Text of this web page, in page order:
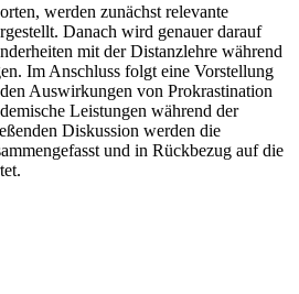
werden zunächst relevante
Danach wird genauer darauf
mit der Distanzlehre während
Im Anschluss folgt eine Vorstellung
Auswirkungen von Prokrastination
Leistungen während der
Diskussion werden die
und in Rückbezug auf die